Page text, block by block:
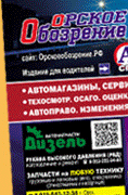
erid: